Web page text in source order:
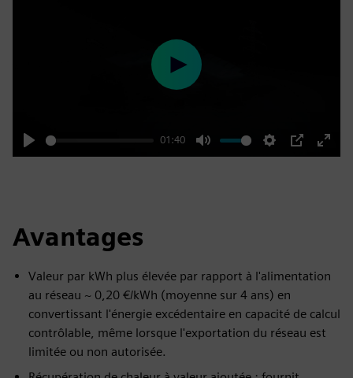
Play
01:40
Mute Settings
PIP
Enter
Play
Avantages
Valeur par kWh plus élevée par rapport à l'alimentation
au réseau ~ 0,20 €/kWh (moyenne sur 4 ans) en
convertissant l'énergie excédentaire en capacité de calcul
contrôlable, même lorsque l'exportation du réseau est
limitée ou non autorisée.